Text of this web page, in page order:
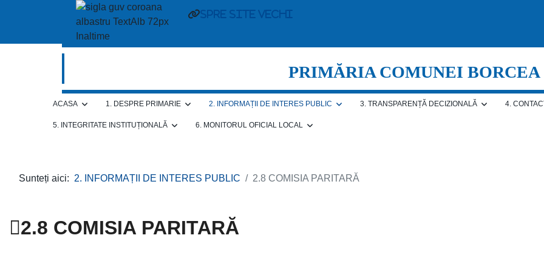
spre site vechi
PRIMĂRIA COMUNEI BORCEA
ACASA 1. DESPRE PRIMARIE 2. INFORMAȚII DE INTERES PUBLIC 3. TRANSPARENȚĂ DECIZIONALĂ 4.
5. INTEGRITATE INSTITUȚIONALĂ 6. MONITORUL OFICIAL LOCAL
Sunteți aici: 2. INFORMAȚII DE INTERES PUBLIC 2.8 COMISIA PARITARĂ
2.8 COMISIA PARITARĂ